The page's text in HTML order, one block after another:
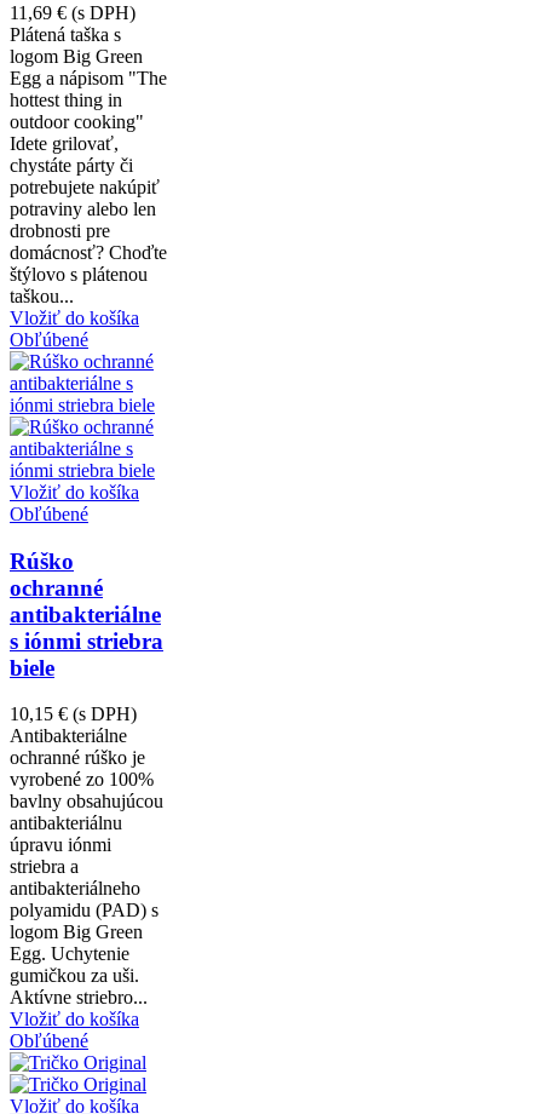
11,69 € (s DPH)
Plátená taška s
logom Big Green
Egg a nápisom "The
hottest thing in
outdoor cooking"
Idete grilovať,
chystáte párty či
potrebujete nakúpiť
potraviny alebo len
drobnosti pre
domácnosť? Choďte
štýlovo s plátenou
taškou...
Vložiť do košíka
Obľúbené
Vložiť do košíka
Obľúbené
Rúško
ochranné
antibakteriálne
s iónmi striebra
biele
10,15 € (s DPH)
Antibakteriálne
ochranné rúško je
vyrobené zo 100%
bavlny obsahujúcou
antibakteriálnu
úpravu iónmi
striebra a
antibakteriálneho
polyamidu (PAD) s
logom Big Green
Egg. Uchytenie
gumičkou za uši.
Aktívne striebro...
Vložiť do košíka
Obľúbené
Vložiť do košíka